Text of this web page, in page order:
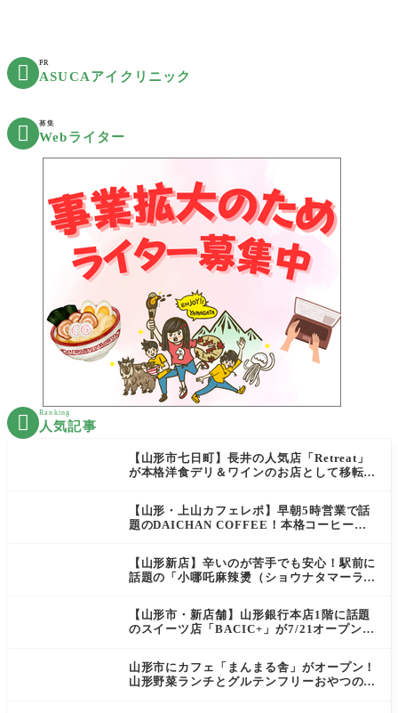
 PR
ASUCAアイクリニック
 募集
Webライター
 Ranking
人気記事
【山形市七日町】長井の人気店「Retreat」
が本格洋食デリ＆ワインのお店として移転オ
【山形・上山カフェレポ】早朝5時営業で話
題のDAICHAN COFFEE！本格コーヒーを
【山形新店】辛いのが苦手でも安心！駅前に
話題の「小哪吒麻辣燙（ショウナタマーラー
【山形市・新店舗】山形銀行本店1階に話題
のスイーツ店「BACIC+」が7/21オープン！
山形市にカフェ「まんまる舎」がオープン！
山形野菜ランチとグルテンフリーおやつの新